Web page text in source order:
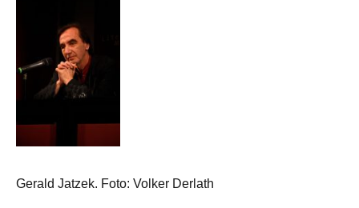
Gerald Jatzek. Foto: Volker Derlath